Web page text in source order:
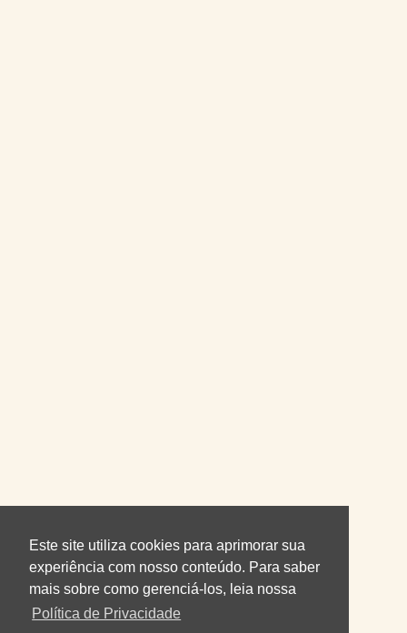
Este site utiliza cookies para aprimorar sua
experiência com nosso conteúdo. Para saber
mais sobre como gerenciá-los, leia nossa
Política de Privacidade